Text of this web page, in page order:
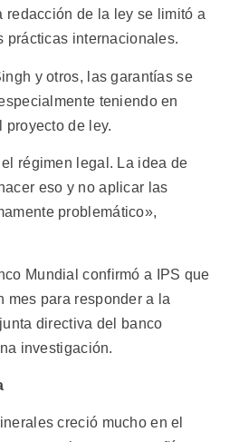
redacción de la ley se limitó a
prácticas internacionales.
y otros, las garantías se
teniendo en
proyecto de ley.
régimen legal. La idea de
eso y no aplicar las
problemático»,
Mundial confirmó a IPS que
mes para responder a la
directiva del banco
investigación.
creció mucho en el